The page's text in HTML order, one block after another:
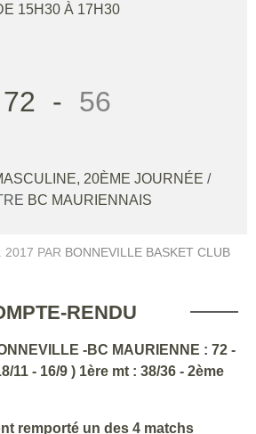
15H30 À 17H30
72 - 56
20ÈME JOURNÉE /
BC MAURIENNAIS
2017 PAR BONNEVILLE BASKET CLUB
RENDU
-BC MAURIENNE : 72 -
11 - 16/9 ) 1ère mt : 38/36 - 2ème
remporté un des 4 matchs